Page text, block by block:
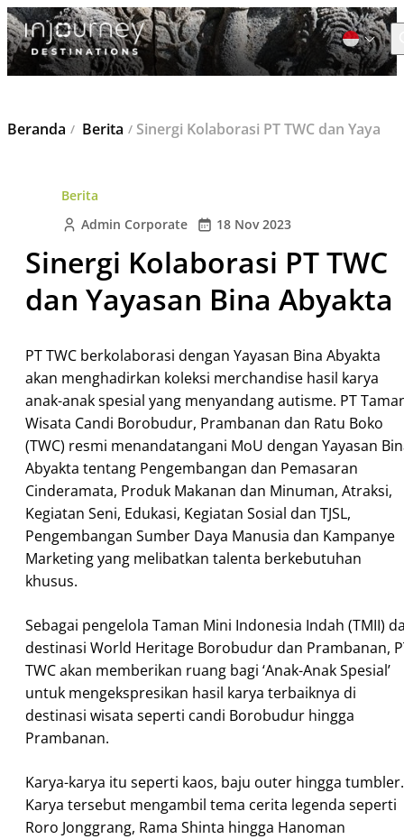
Cari
Beranda Berita Sinergi Kolaborasi PT TWC dan Yayasan Bina Abyakta
Berita
Admin Corporate
18 Nov 2023
Sinergi Kolaborasi PT TWC
dan Yayasan Bina Abyakta
PT TWC berkolaborasi dengan Yayasan Bina Abyakta
akan menghadirkan koleksi merchandise hasil karya
anak-anak spesial yang menyandang autisme. PT
Wisata Candi Borobudur, Prambanan dan Ratu Boko
(TWC) resmi menandatangani MoU dengan Yayasan
Abyakta tentang Pengembangan dan Pemasaran
Cinderamata, Produk Makanan dan Minuman, Atraksi,
Kegiatan Seni, Edukasi, Kegiatan Sosial dan TJSL,
Pengembangan Sumber Daya Manusia dan Kampanye
Marketing yang melibatkan talenta berkebutuhan
khusus.
Sebagai pengelola Taman Mini Indonesia Indah (TMII)
destinasi World Heritage Borobudur dan Prambanan,
TWC akan memberikan ruang bagi ‘Anak-Anak Spesial’
untuk mengekspresikan hasil karya terbaiknya di
destinasi wisata seperti candi Borobudur hingga
Prambanan.
Karya-karya itu seperti kaos, baju outer hingga tumbler.
Karya tersebut mengambil tema cerita legenda seperti
Roro Jonggrang, Rama Shinta hingga Hanoman